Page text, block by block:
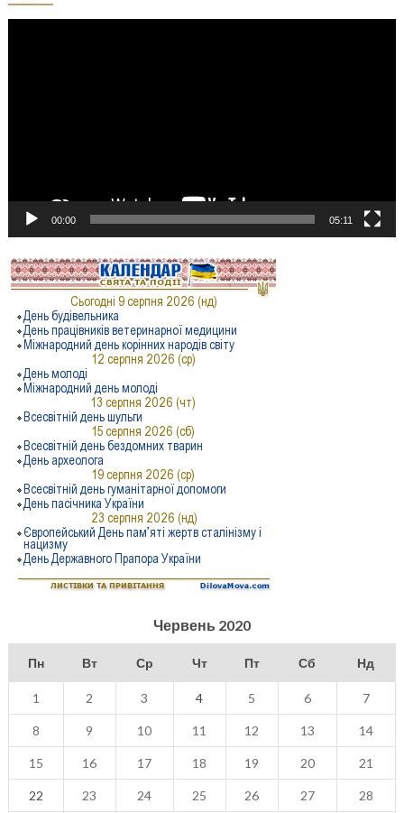
00:00 05:11
Червень 2020
Пн Вт Ср Чт Пт Сб Нд
1 2 3 4 5 6 7
8 9 10 11 12 13 14
15 16 17 18 19 20 21
22 23 24 25 26 27 28